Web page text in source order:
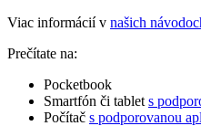
Viac informácií v našich
Prečítate na:
Pocketbook
Smartfón či tablet s
Počítač s podporovanou